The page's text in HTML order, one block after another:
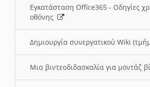
Εγκατάσταση Office365 - Οδηγίες
οθόνης
Δημιουργία συνεργατικού Wiki
Μια βιντεοδιδασκαλία για